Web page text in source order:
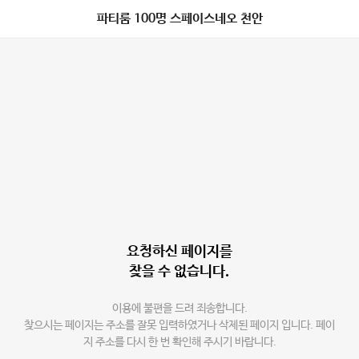
파티룸 100명 스페이스네오 천안
요청하신 페이지를
찾을 수 없습니다.
이용에 불편을 드려 죄송합니다.
찾으시는 페이지는 주소를 잘못 입력하였거나 삭제된 페이지 입니다. 페이
지 주소를 다시 한 번 확인해 주시기 바랍니다.